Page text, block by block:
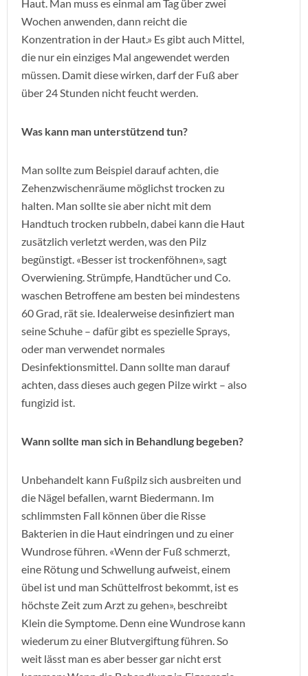
Haut. Man muss es einmal am Tag über zwei
Wochen anwenden, dann reicht die
Konzentration in der Haut.» Es gibt auch Mittel,
die nur ein einziges Mal angewendet werden
müssen. Damit diese wirken, darf der Fuß aber
über 24 Stunden nicht feucht werden.
Was kann man unterstützend tun?
Man sollte zum Beispiel darauf achten, die
Zehenzwischenräume möglichst trocken zu
halten. Man sollte sie aber nicht mit dem
Handtuch trocken rubbeln, dabei kann die Haut
zusätzlich verletzt werden, was den Pilz
begünstigt. «Besser ist trockenföhnen», sagt
Overwiening. Strümpfe, Handtücher und Co.
waschen Betroffene am besten bei mindestens
60 Grad, rät sie. Idealerweise desinfiziert man
seine Schuhe – dafür gibt es spezielle Sprays,
oder man verwendet normales
Desinfektionsmittel. Dann sollte man darauf
achten, dass dieses auch gegen Pilze wirkt – also
fungizid ist.
Wann sollte man sich in Behandlung begeben?
Unbehandelt kann Fußpilz sich ausbreiten und
die Nägel befallen, warnt Biedermann. Im
schlimmsten Fall können über die Risse
Bakterien in die Haut eindringen und zu einer
Wundrose führen. «Wenn der Fuß schmerzt,
eine Rötung und Schwellung aufweist, einem
übel ist und man Schüttelfrost bekommt, ist es
höchste Zeit zum Arzt zu gehen», beschreibt
Klein die Symptome. Denn eine Wundrose kann
wiederum zu einer Blutvergiftung führen. So
weit lässt man es aber besser gar nicht erst